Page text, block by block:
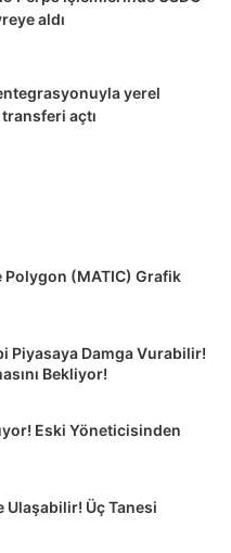
aldı
yerel
açtı
Polygon (MATIC) Grafik
Piyasaya Damga Vurabilir!
Bekliyor!
Eski Yöneticisinden
Ulaşabilir! Üç Tanesi